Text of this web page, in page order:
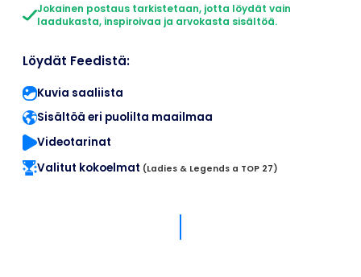
Jokainen postaus tarkistetaan, jotta löydät vain
laadukasta, inspiroivaa ja arvokasta sisältöä.
Löydät Feedistä:
Kuvia saaliista
Sisältöä eri puolilta maailmaa
Videotarinat
Valitut kokoelmat (Ladies & Legends a TOP 27)